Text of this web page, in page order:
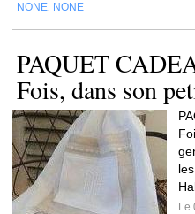
NONE NONE
PAQUET
Fois, dans son
Le